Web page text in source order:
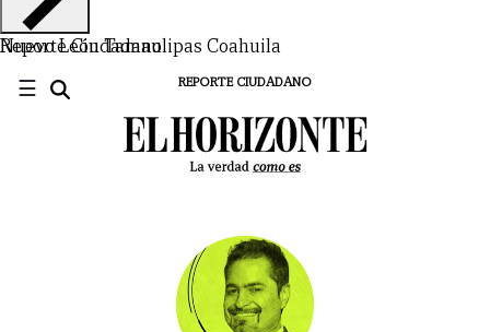
Nuevo LeónTamaulipas Coahuila
Reporte Ciudadano
☰ REPORTE CIUDADANO